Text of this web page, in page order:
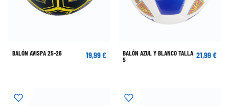
BALÓN AVISPA 25-26 19,99 €
BALÓN AZUL Y BLANCO TALLA
5
21,99 €